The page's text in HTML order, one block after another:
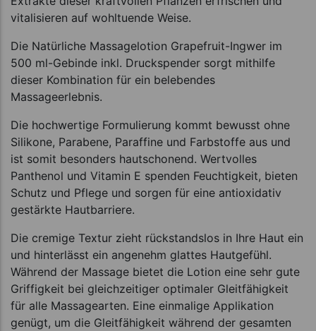
vitalisieren auf wohltuende Weise.
Die Natürliche Massagelotion Grapefruit-Ingwer im
500 ml-Gebinde inkl. Druckspender sorgt mithilfe
dieser Kombination für ein belebendes
Massageerlebnis.
Die hochwertige Formulierung kommt bewusst ohne
Silikone, Parabene, Paraffine und Farbstoffe aus und
ist somit besonders hautschonend. Wertvolles
Panthenol und Vitamin E spenden Feuchtigkeit, bieten
Schutz und Pflege und sorgen für eine antioxidativ
gestärkte Hautbarriere.
Die cremige Textur zieht rückstandslos in Ihre Haut ein
und hinterlässt ein angenehm glattes Hautgefühl.
Während der Massage bietet die Lotion eine sehr gute
Griffigkeit bei gleichzeitiger optimaler Gleitfähigkeit
für alle Massagearten. Eine einmalige Applikation
genügt, um die Gleitfähigkeit während der gesamten